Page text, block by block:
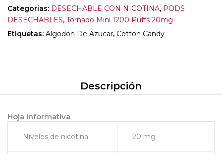
Categorías: DESECHABLE CON NICOTINA, PODS
DESECHABLES, Tornado Mini 1200 Puffs 20mg
Etiquetas: Algodon De Azucar, Cotton Candy
Descripción
Hoja informativa
Niveles de nicotina 20 mg